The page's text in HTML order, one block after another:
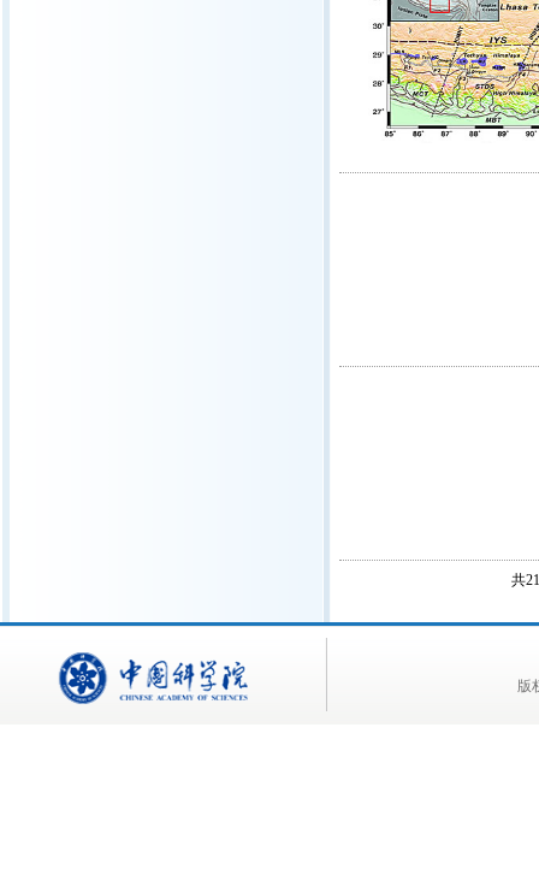
共
版